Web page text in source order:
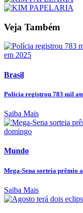
Veja Também
Brasil
Polícia registrou 783 mil
Saiba Mais
Mundo
Mega-Sena sorteia prêmio
Saiba Mais